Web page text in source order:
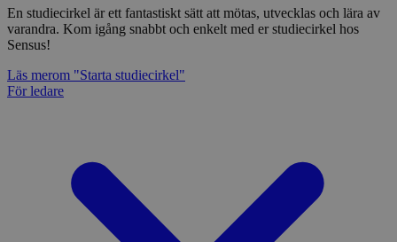
En studiecirkel är ett fantastiskt sätt att mötas, utvecklas och lära av
varandra. Kom igång snabbt och enkelt med er studiecirkel hos
Sensus!
Läs merom "Starta studiecirkel"
För ledare